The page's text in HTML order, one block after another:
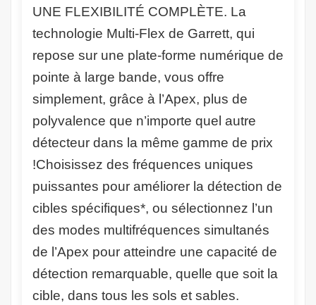
UNE FLEXIBILITÉ COMPLÈTE. La
technologie Multi-Flex de Garrett, qui
repose sur une plate-forme numérique de
pointe à large bande, vous offre
simplement, grâce à l’Apex, plus de
polyvalence que n’importe quel autre
détecteur dans la même gamme de prix
!Choisissez des fréquences uniques
puissantes pour améliorer la détection de
cibles spécifiques*, ou sélectionnez l’un
des modes multifréquences simultanés
de l’Apex pour atteindre une capacité de
détection remarquable, quelle que soit la
cible, dans tous les sols et sables.